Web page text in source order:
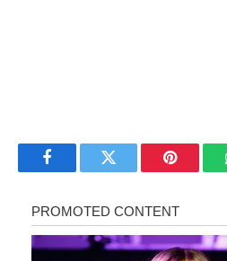
FacebookTwitter Pinterest